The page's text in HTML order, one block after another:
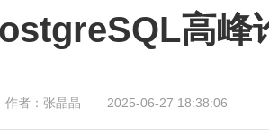
高峰
作者： 张晶晶 2025-06-27 18:38:06